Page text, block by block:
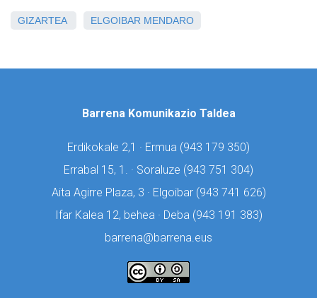
GIZARTEA ELGOIBAR MENDARO
Barrena Komunikazio Taldea
Erdikokale 2,1 · Ermua (943 179 350)
Errabal 15, 1. · Soraluze (943 751 304)
Aita Agirre Plaza, 3 · Elgoibar (943 741 626)
Ifar Kalea 12, behea · Deba (943 191 383)
barrena@barrena.eus